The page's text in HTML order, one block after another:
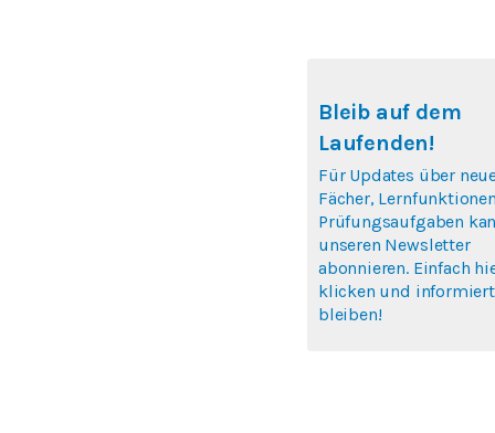
Bleib auf dem
Laufenden!
Für Updates über
Fächer,
Prüfungsaufgaben
unseren Newsletter
abonnieren. Einfach
klicken und informiert
bleiben!